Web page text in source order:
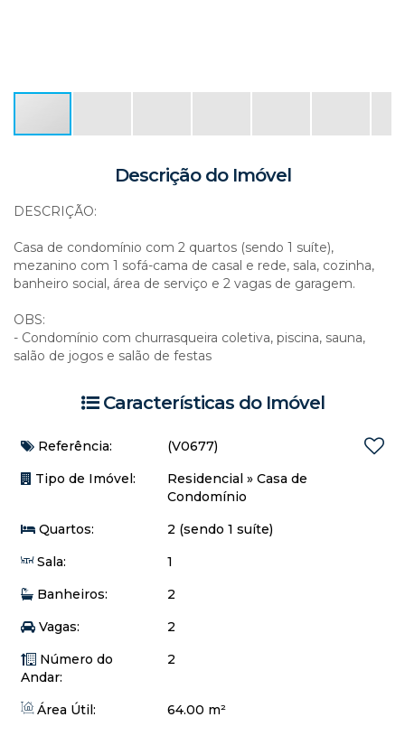
Descrição do Imóvel
DESCRIÇÃO:
Casa de condomínio com 2 quartos (sendo 1 suíte),
mezanino com 1 sofá-cama de casal e rede, sala, cozinha,
banheiro social, área de serviço e 2 vagas de garagem.
OBS:
- Condomínio com churrasqueira coletiva, piscina, sauna,
salão de jogos e salão de festas
Características do Imóvel
Referência:
(V0677)
Tipo de Imóvel:
Residencial » Casa de
Condomínio
Quartos:
2 (sendo 1 suíte)
Sala:
1
Banheiros:
2
Vagas:
2
Número do
Andar:
2
Área Útil: 64.00 m²